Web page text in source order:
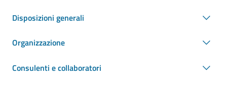
Disposizioni generali
Organizzazione
Consulenti e collaboratori